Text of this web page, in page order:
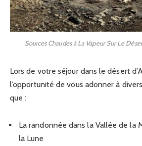
Sources Chaudes à La Vapeur Sur Le
Lors de votre séjour dans le désert
l’opportunité de vous adonner à
que :
La randonnée dans la Vallée de la
la Lune